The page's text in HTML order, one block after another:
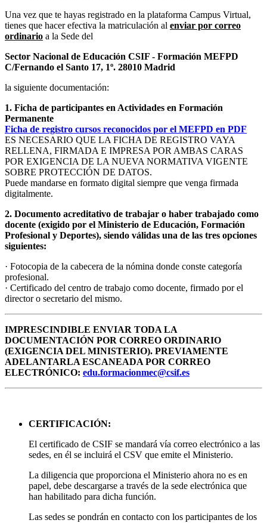
Una vez que te hayas registrado en la plataforma Campus Virtual,
tienes que hacer efectiva la matriculación al enviar por correo
ordinario a la Sede del
Sector Nacional de Educación CSIF - Formación MEFPD
C/Fernando el Santo 17, 1º. 28010 Madrid
la siguiente documentación:
1. Ficha de participantes en Actividades en Formación
Permanente
Ficha de registro cursos reconocidos por el MEFPD en PDF
ES NECESARIO QUE LA FICHA DE REGISTRO VAYA
RELLENA, FIRMADA E IMPRESA POR AMBAS CARAS
POR EXIGENCIA DE LA NUEVA NORMATIVA VIGENTE
SOBRE PROTECCIÓN DE DATOS.
Puede mandarse en formato digital siempre que venga firmada
digitalmente.
2. Documento acreditativo de trabajar o haber trabajado como
docente (exigido por el Ministerio de Educación, Formación
Profesional y Deportes), siendo válidas una de las tres opciones
siguientes:
· Fotocopia de la cabecera de la nómina donde conste categoría
profesional.
· Certificado del centro de trabajo como docente, firmado por el
director o secretario del mismo.
IMPRESCINDIBLE ENVIAR TODA LA
DOCUMENTACIÓN POR CORREO ORDINARIO
(EXIGENCIA DEL MINISTERIO). PREVIAMENTE
ADELANTARLA ESCANEADA POR CORREO
ELECTRÓNICO: edu.formacionmec@csif.es
CERTIFICACIÓN:
El certificado de CSIF se mandará vía correo electrónico a las
sedes, en él se incluirá el CSV que emite el Ministerio.
La diligencia que proporciona el Ministerio ahora no es en
papel, debe descargarse a través de la sede electrónica que
han habilitado para dicha función.
Las sedes se pondrán en contacto con los participantes de los